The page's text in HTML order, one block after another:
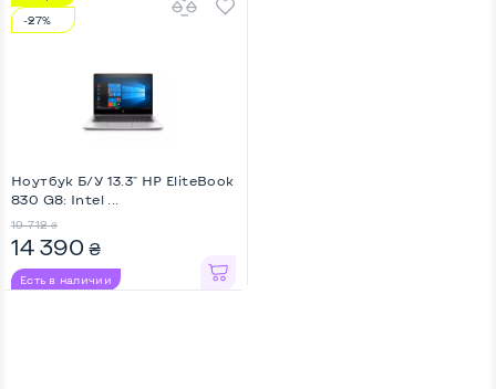
-27%
Ноутбук Б/У 13.3" HP EliteBook
830 G8: Intel ...
19 712 ₴
14 390 ₴
Есть в наличии